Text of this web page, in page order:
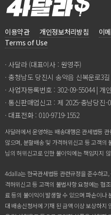
이용약관 개인정보처리방침
이
TermsofUse
·사달라(대표이사:원영주)
·충청남도당진시송악읍신복운로3
·사업자등록번호:302-09-55044|개
·통신판매업신고:제2025-충남당진-
·대표전화:010-9719-1552
사달러에서운영하는배송대행은관세법등
않으며,분할배송및가격허위신고등고객의
님의허위신고로인한불이익에는책임지지않
4dalla는한국관세법등관련규정을준수하
격허위신고등고객의불법사항요청에는협
료등의불이익이발생할수있으며파손이나
대배송신청서에기재된금액이상보상하지